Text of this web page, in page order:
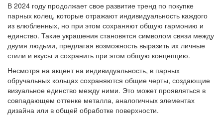
В 2024 году продолжает свое развитие тренд по покупке
парных колец, которые отражают индивидуальность каждого
из влюбленных, но при этом сохраняют общую гармонию и
единство. Такие украшения становятся символом связи между
двумя людьми, предлагая возможность выразить их личные
стили и вкусы и сохранить при этом общую концепцию.
Несмотря на акцент на индивидуальность, в парных
обручальных кольцах сохраняются общие черты, создающие
визуальное единство между ними. Это может проявляться в
совпадающем оттенке металла, аналогичных элементах
дизайна или в общей обработке поверхности.